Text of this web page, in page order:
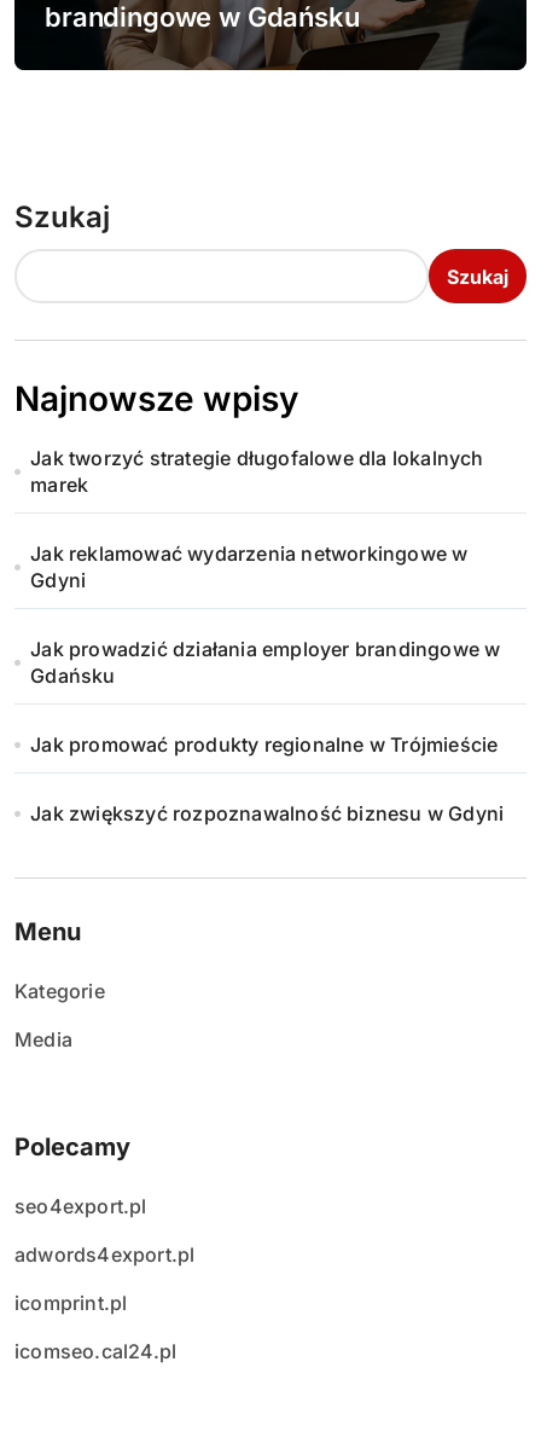
brandingowe w Gdańsku
Szukaj
Szukaj
Najnowsze wpisy
Jak tworzyć strategie długofalowe dla lokalnych
marek
Jak reklamować wydarzenia networkingowe w
Gdyni
Jak prowadzić działania employer brandingowe w
Gdańsku
Jak promować produkty regionalne w Trójmieście
Jak zwiększyć rozpoznawalność biznesu w Gdyni
Menu
Kategorie
Media
Polecamy
seo4export.pl
adwords4export.pl
icomprint.pl
icomseo.cal24.pl